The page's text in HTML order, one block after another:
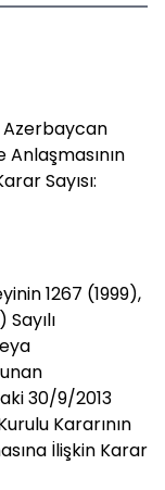
Azerbaycan
Sayısı:
1267 (1999),
30/9/2013
Kararının
İlişkin Karar